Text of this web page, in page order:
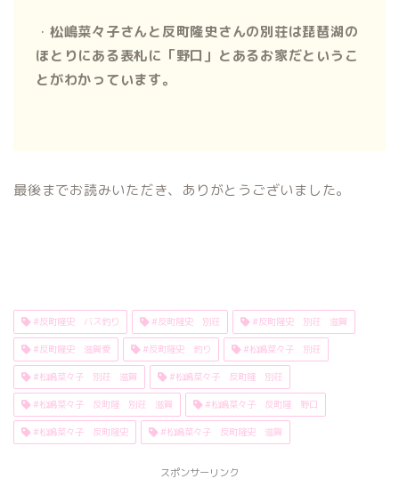
・ 松嶋菜々子さんと反町隆史さんの別荘は琵琶湖の
ほとりにある表札に「野口」とあるお家だというこ
とがわかっています。
最後までお読みいただき、ありがとうございました。
#反町隆史 バス釣り #反町隆史 別荘 #反町隆史 別荘 滋賀
#反町隆史 滋賀愛 #反町隆史 釣り #松嶋菜々子 別荘
#松嶋菜々子 別荘 滋賀 #松嶋菜々子 反町隆 別荘
#松嶋菜々子 反町隆 別荘 滋賀 #松嶋菜々子 反町隆 野口
#松嶋菜々子 反町隆史 #松嶋菜々子 反町隆史 滋賀
スポンサーリンク